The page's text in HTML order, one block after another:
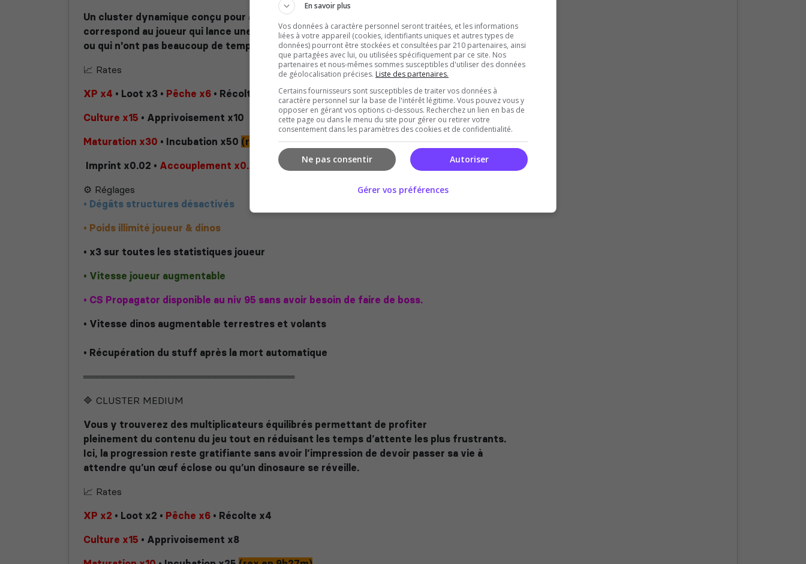
Un cluster dynamique conçu pour avancer rapidement,
correspond au joueur qui lance une partie pour 3 semaines
ou qui n'ont pas beaucoup de temps.
📈 Rates
XP x4 • Loot x3 • Pêche x6 • Récolte x5
Culture x15 • Apprivoisement x10
Maturation x30 • Incubation x50 (rex en 3h11m)
Imprint x0.02 • Accouplement x0.02
entre 21 minutes et 58 minutes
⚙️ Réglages
• Dégâts structures désactivés
• Poids illimité joueur & dinos
• x3 sur toutes les statistiques joueur
• Vitesse joueur augmentable
• CS Propagator disponible au niv 95 sans avoir besoin de faire de boss.
• Vitesse dinos augmentable terrestres et volants
• Récupération du stuff après la mort automatique
════════════════════════════════
🔷 CLUSTER MEDIUM
Vous y trouverez des multiplicateurs équilibrés permettant de profiter
pleinement du contenu du jeu tout en réduisant les temps d’attente les plus frustrants.
Ici, la progression reste gratifiante sans avoir l’impression de devoir passer sa vie à
attendre qu’un œuf éclose ou qu’un dinosaure se réveille.
📈 Rates
XP x2 • Loot x2 • Pêche x6 • Récolte x4
Culture x15 • Apprivoisement x8
En savoir plus
Vos données à caractère personnel seront traitées, et les informations
liées à votre appareil (cookies, identifiants uniques et autres types de
données) pourront être stockées et consultées par 210 partenaires, ainsi
que partagées avec lui, ou utilisées spécifiquement par ce site. Nos
partenaires et nous-mêmes sommes susceptibles d'utiliser des données
de géolocalisation précises. Liste des partenaires.
Certains fournisseurs sont susceptibles de traiter vos données à
caractère personnel sur la base de l'intérêt légitime. Vous pouvez vous y
opposer en gérant vos options ci-dessous. Recherchez un lien en bas de
cette page ou dans le menu du site pour gérer ou retirer votre
consentement dans les paramètres des cookies et de confidentialité.
Autoriser
Ne pas consentir
Gérer vos préférences